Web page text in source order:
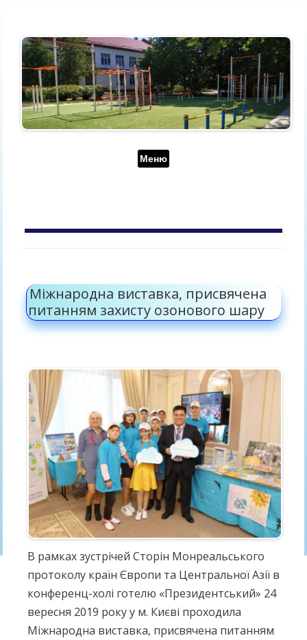
Меню
Міжнародна виставка, присвячена
питанням захисту озонового шару
В рамках зустрічей Сторін Монреальського
протоколу країн Європи та Центральної Азії в
конференц-холі готелю «Президентський» 24
вересня 2019 року у м. Києві проходила
Міжнародна виставка, присвячена питанням